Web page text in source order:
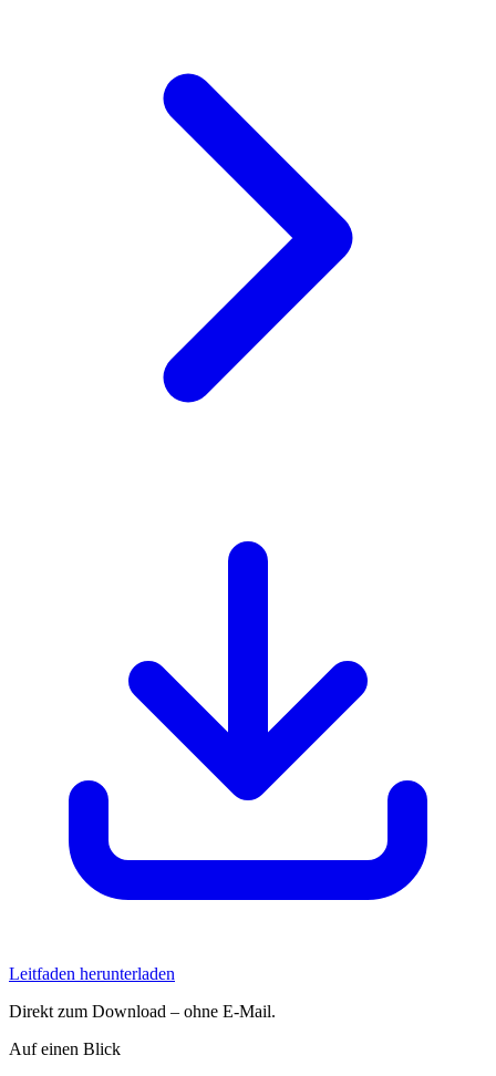
Leitfaden herunterladen
Direkt zum Download – ohne E-Mail.
Auf einen Blick